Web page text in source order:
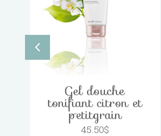
Gel douche
tonifiant citron et
petitgrain
45.50$